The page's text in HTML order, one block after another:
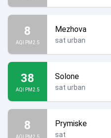
8
AQI PM2.5
Mezhova
sat urban
38
AQI PM2.5
Solone
sat urban
8
AQI PM2.5
Prymiske
sat